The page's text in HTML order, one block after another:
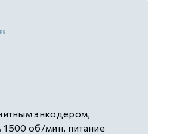
энкодером,
об/мин, питание